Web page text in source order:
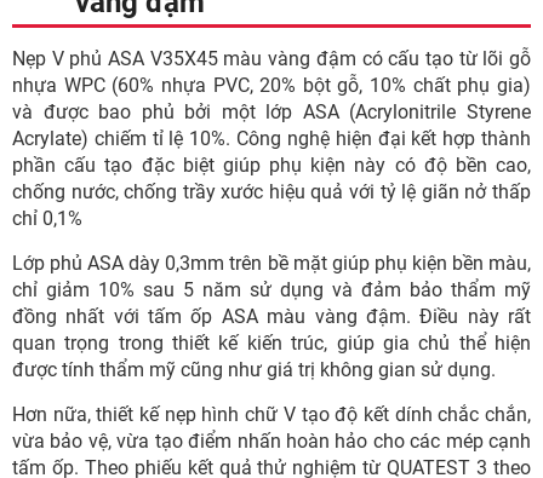
Nẹp V phủ ASA V35X45 màu vàng đậm có cấu tạo từ lõi gỗ
nhựa WPC (60% nhựa PVC, 20% bột gỗ, 10% chất phụ gia)
và được bao phủ bởi một lớp ASA (Acrylonitrile Styrene
Acrylate) chiếm tỉ lệ 10%. Công nghệ hiện đại kết hợp thành
phần cấu tạo đặc biệt giúp phụ kiện này có độ bền cao,
chống nước, chống trầy xước hiệu quả với tỷ lệ giãn nở thấp
chỉ 0,1%
Lớp phủ ASA dày 0,3mm trên bề mặt giúp phụ kiện bền màu,
chỉ giảm 10% sau 5 năm sử dụng và đảm bảo thẩm mỹ
đồng nhất với tấm ốp ASA màu vàng đậm. Điều này rất
quan trọng trong thiết kế kiến trúc, giúp gia chủ thể hiện
được tính thẩm mỹ cũng như giá trị không gian sử dụng.
Hơn nữa, thiết kế nẹp hình chữ V tạo độ kết dính chắc chắn,
vừa bảo vệ, vừa tạo điểm nhấn hoàn hảo cho các mép cạnh
tấm ốp. Theo phiếu kết quả thử nghiệm từ QUATEST 3 theo